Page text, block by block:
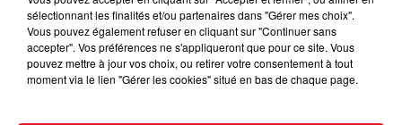
sélectionnant les finalités et/ou partenaires dans "Gérer mes choix".
Vous pouvez également refuser en cliquant sur "Continuer sans
accepter". Vos préférences ne s'appliqueront que pour ce site. Vous
pouvez mettre à jour vos choix, ou retirer votre consentement à tout
moment via le lien "Gérer les cookies" situé en bas de chaque page.